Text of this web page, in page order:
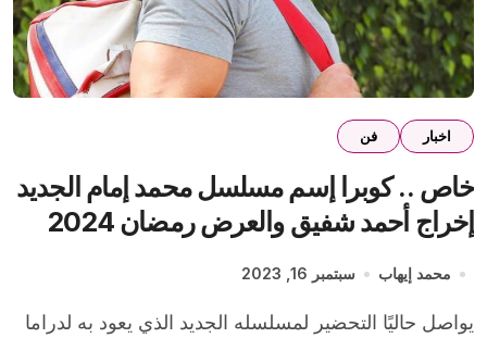
اخبار فن
خاص .. كوبرا إسم مسلسل محمد إمام الجديد
إخراج أحمد شفيق والعرض رمضان 2024
محمد إيهاب سبتمبر 16, 2023
يواصل حاليًا التحضير لمسلسله الجديد الذي يعود به لدراما